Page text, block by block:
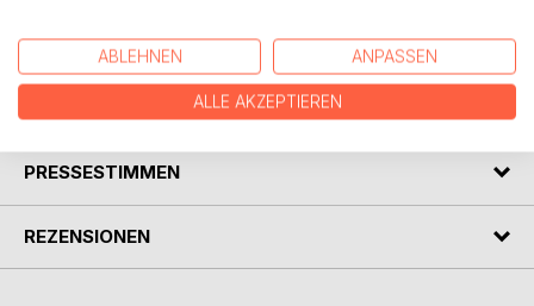
Gott hat die Welt auch nicht in einer Stunde erschaffen.
PRESSESTIMMEN
REZENSIONEN
ABLEHNEN ANPASSEN
ALLE AKZEPTIEREN